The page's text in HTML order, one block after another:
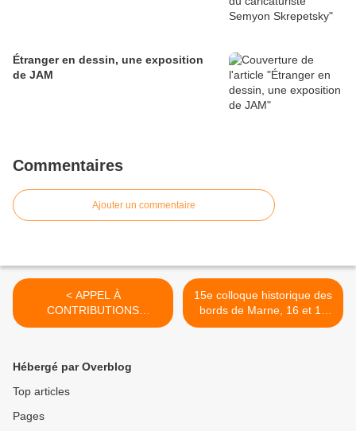
Étranger en dessin, une exposition
de JAM
Commentaires
Ajouter un commentaire
< APPEL À
CONTRIBUTIONS
Ridiculosa n° 25 « IMAGE
15e colloque historique des
bords de Marne, 16 et 17
SEPTEMBRE 2017 à
Hébergé par Overblog
Top articles
Pages